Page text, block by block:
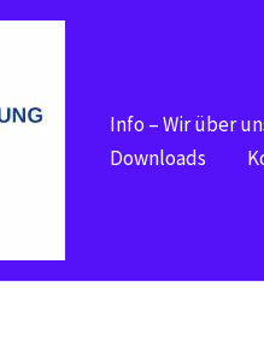
Info – Wir über
Downloads